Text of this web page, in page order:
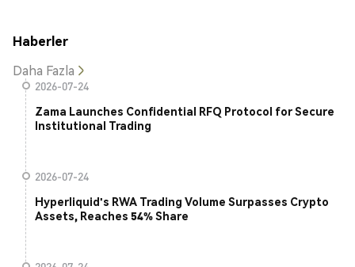
Haberler
Daha Fazla
2026-07-24
Zama Launches Confidential RFQ Protocol for Secure
Institutional Trading
2026-07-24
Hyperliquid's RWA Trading Volume Surpasses Crypto
Assets, Reaches 54% Share